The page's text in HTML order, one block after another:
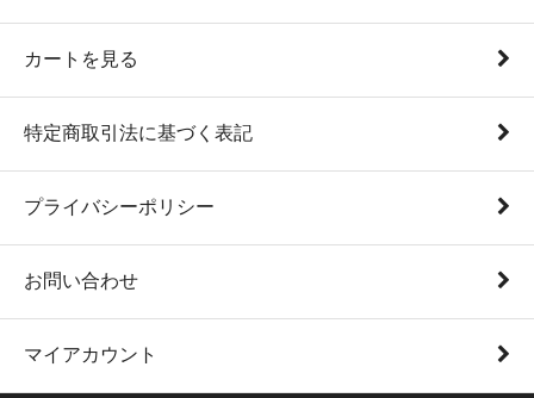
カートを見る
特定商取引法に基づく表記
プライバシーポリシー
お問い合わせ
マイアカウント